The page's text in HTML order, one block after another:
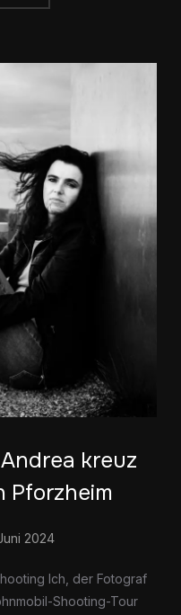
kreuz
Pforzheim
2024
Ich, der Fotograf
Shooting-Tour